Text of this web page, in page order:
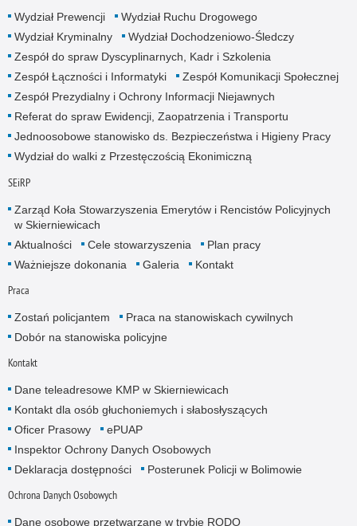
Wydział Prewencji
Wydział Ruchu Drogowego
Wydział Kryminalny
Wydział Dochodzeniowo-Śledczy
Zespół do spraw Dyscyplinarnych, Kadr i Szkolenia
Zespół Łączności i Informatyki
Zespół Komunikacji Społecznej
Zespół Prezydialny i Ochrony Informacji Niejawnych
Referat do spraw Ewidencji, Zaopatrzenia i Transportu
Jednoosobowe stanowisko ds. Bezpieczeństwa i Higieny Pracy
Wydział do walki z Przestęczością Ekonimiczną
SEiRP
Zarząd Koła Stowarzyszenia Emerytów i Rencistów Policyjnych
w Skierniewicach
Aktualności
Cele stowarzyszenia
Plan pracy
Ważniejsze dokonania
Galeria Kontakt
Praca
Zostań policjantem
Praca na stanowiskach cywilnych
Dobór na stanowiska policyjne
Kontakt
Dane teleadresowe KMP w Skierniewicach
Kontakt dla osób głuchoniemych i słabosłyszących
Oficer Prasowy
ePUAP
Inspektor Ochrony Danych Osobowych
Deklaracja dostępności
Posterunek Policji w Bolimowie
Ochrona Danych Osobowych
Dane osobowe przetwarzane w trybie RODO